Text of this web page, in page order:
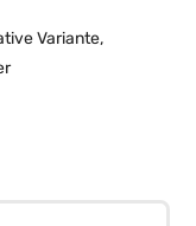
Variante,